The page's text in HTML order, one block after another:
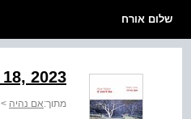
שלום אורח
2023
מתוך:אם נהיה >